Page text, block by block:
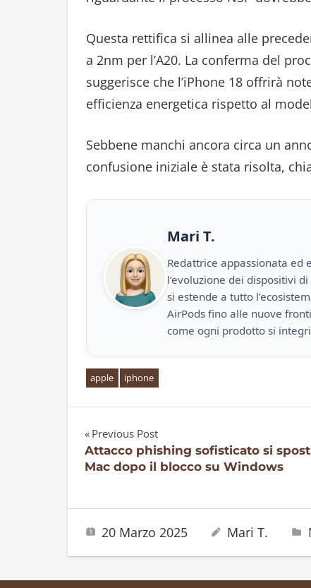
Questa rettifica si allinea alle
a 2nm per l’A20. La conferma del
suggerisce che l’iPhone 18 offrirà
efficienza energetica rispetto al
Sebbene manchi ancora circa un
confusione iniziale è stata risolta,
Mari T.
Redattrice appassionata ed
l’evoluzione dei dispositivi
si estende a tutto
AirPods fino alle nuove
come ogni prodotto si
apple iphone
Navigazione
articoli
Previous Post
Attacco phishing sofisticato si
Mac dopo il blocco su Windows
20 Marzo 2025 Mari T.